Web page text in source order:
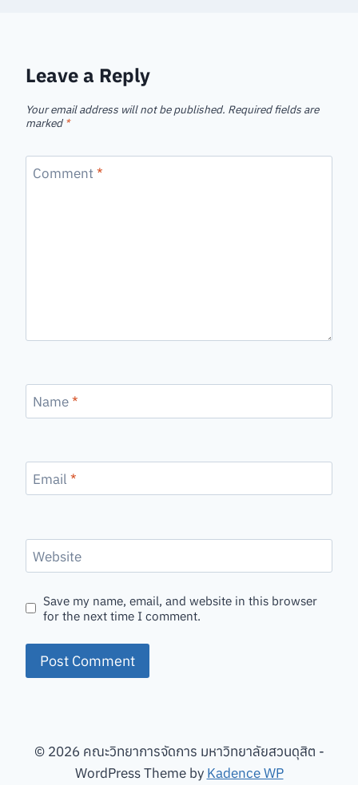
Leave a Reply
Your email address will not be published. Required fields are
marked *
Comment*
Name*
Email *
Website
Save my name, email, and website in this browser
for the next time I comment.
© 2026 คณะวิทยาการจัดการ มหาวิทยาลัยสวนดุสิต -
WordPress Theme by Kadence WP